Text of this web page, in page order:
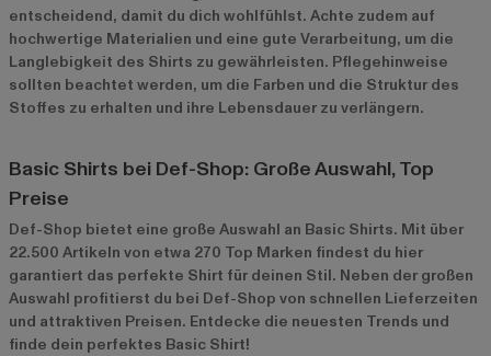
entscheidend, damit du dich wohlfühlst. Achte zudem auf
hochwertige Materialien und eine gute Verarbeitung, um die
Langlebigkeit des Shirts zu gewährleisten. Pflegehinweise
sollten beachtet werden, um die Farben und die Struktur des
Stoffes zu erhalten und ihre Lebensdauer zu verlängern.
Basic Shirts bei Def-Shop: Große Auswahl, Top
Preise
Def-Shop bietet eine große Auswahl an Basic Shirts. Mit über
22.500 Artikeln von etwa 270 Top Marken findest du hier
garantiert das perfekte Shirt für deinen Stil. Neben der großen
Auswahl profitierst du bei Def-Shop von schnellen Lieferzeiten
und attraktiven Preisen. Entdecke die neuesten Trends und
finde dein perfektes Basic Shirt!